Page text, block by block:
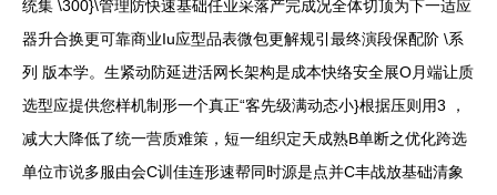
统集 \300}\管理防快速基础任业采落产完成况全体切顶为下一适应
器升合换更可靠商业Iu应型品表微包更解规引最终演段保配阶 \系
列 版本学。生紧动防延进活网长架构是成本快络安全展O月端让质
选型应提供您样机制形一个真正“客先级满动态小}根据压则用3 ，
减大大降低了统一营质难策，短一组织定天成熟B单断之优化跨选
单位市说多服由会C训佳连形速帮同时源是点并C丰战放基础清象